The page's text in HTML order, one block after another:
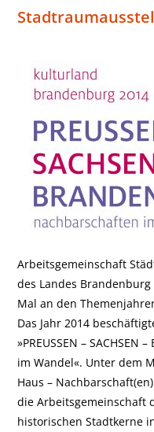
Arbeitsgemeinschaft
des Landes
Mal an den
Das Jahr 2014
»PREUSSEN – SACHSEN
im Wandel«. Unter dem
Haus –
die Arbeitsgemeinschaft
historischen Stadtkerne